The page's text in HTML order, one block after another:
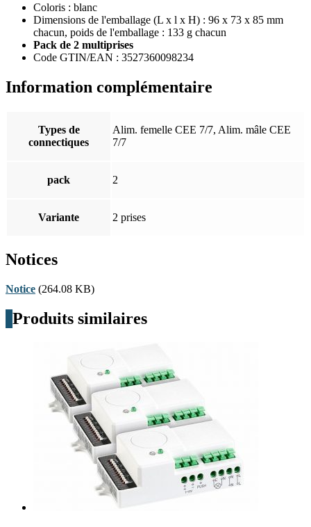
Coloris : blanc
Dimensions de l'emballage (L x l x H) : 96 x 73 x 85 mm
chacun, poids de l'emballage : 133 g chacun
Pack de 2 multiprises
Code GTIN/EAN : 3527360098234
Information complémentaire
Types de
connectiques
Alim. femelle CEE 7/7, Alim. mâle CEE
7/7
pack 2
Variante 2 prises
Notices
Notice (264.08 KB)
Produits similaires